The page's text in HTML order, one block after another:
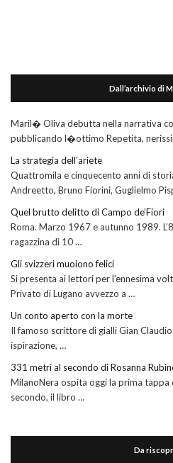
Dall’archivio di
Maril� Oliva debutta nella narrativa
pubblicando l�ottimo Repetita,
La strategia dell’ariete
Quattromila e cinquecento anni di
Andreetto, Bruno Fiorini, Guglielmo
Quel brutto delitto di Campo de’Fiori
Roma. Marzo 1967 e autunno 1989.
ragazzina di 10 …
Gli svizzeri muoiono felici
Si presenta ai lettori per l’ennesima
Privato di Lugano avvezzo a …
Un conto aperto con la morte
Il famoso scrittore di gialli Gian
ispirazione, …
331 metri al secondo di Rosanna
MilanoNera ospita oggi la prima
secondo, il libro …
Da